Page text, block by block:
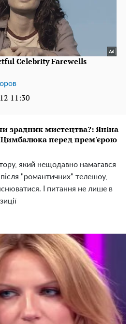
11:30
зрадник мистецтва?: Яніна
Цимбалюка перед прем'єрою
який нещодавно намагався
"романтичних" телешоу,
І питання не лише в